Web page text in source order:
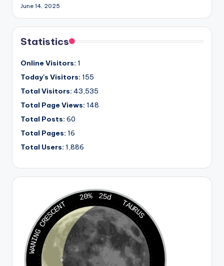
June 14, 2025
Statistics
Online Visitors: 1
Today's Visitors: 155
Total Visitors: 43,535
Total Page Views: 148
Total Posts: 60
Total Pages: 16
Total Users: 1,886
20% 25d
TAURUS
WANING CRESCENT